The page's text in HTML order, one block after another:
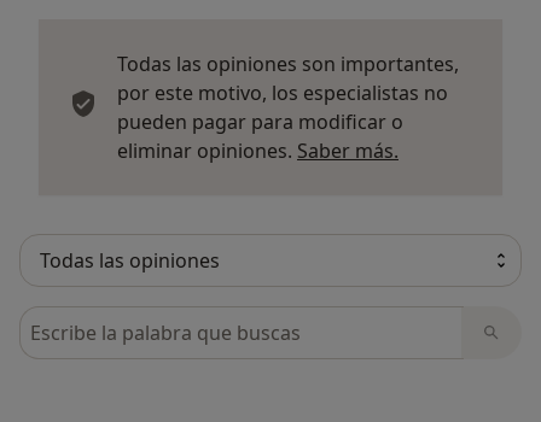
Todas las opiniones son importantes,
por este motivo, los especialistas no
pueden pagar para modificar o
eliminar opiniones. Saber más.
Busca en opiniones